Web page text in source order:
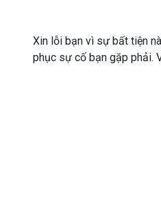
Xin lỗi bạn vì sự bất tiện
phục sự cố bạn gặp phải.